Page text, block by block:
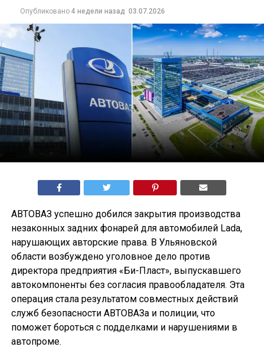
Опубликовано 4 недели назад 03.07.2026
АВТОВАЗ успешно добился закрытия производства
незаконных задних фонарей для автомобилей Lada,
нарушающих авторские права. В Ульяновской
области возбуждено уголовное дело против
директора предприятия «Би-Пласт», выпускавшего
автокомпоненты без согласия правообладателя. Эта
операция стала результатом совместных действий
служб безопасности АВТОВАЗа и полиции, что
поможет бороться с подделками и нарушениями в
автопроме.